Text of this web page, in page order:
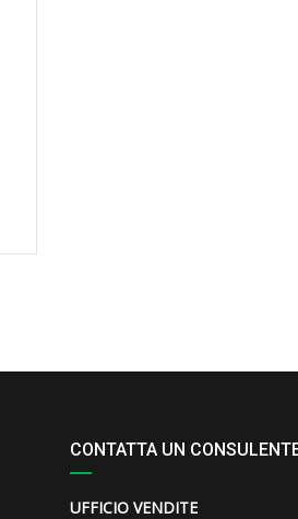
CONTATTA UN
UFFICIO VENDITE